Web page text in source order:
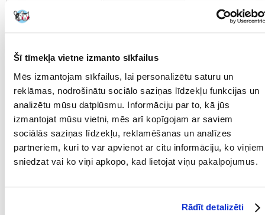
Šī tīmekļa vietne izmanto sīkfailus
Mēs izmantojam sīkfailus, lai personalizētu saturu un
reklāmas, nodrošinātu sociālo saziņas līdzekļu funkcijas un
analizētu mūsu datplūsmu. Informāciju par to, kā jūs
izmantojat mūsu vietni, mēs arī kopīgojam ar saviem
sociālās saziņas līdzekļu, reklamēšanas un analīzes
partneriem, kuri to var apvienot ar citu informāciju, ko viņiem
sniedzat vai ko viņi apkopo, kad lietojat viņu pakalpojumus.
Rādīt detalizēti
RAKSTUROJUMS
Parametri
PRODUCENT: SANABELLE
Mērķis
Pieaudzis
Sastāvdaļas